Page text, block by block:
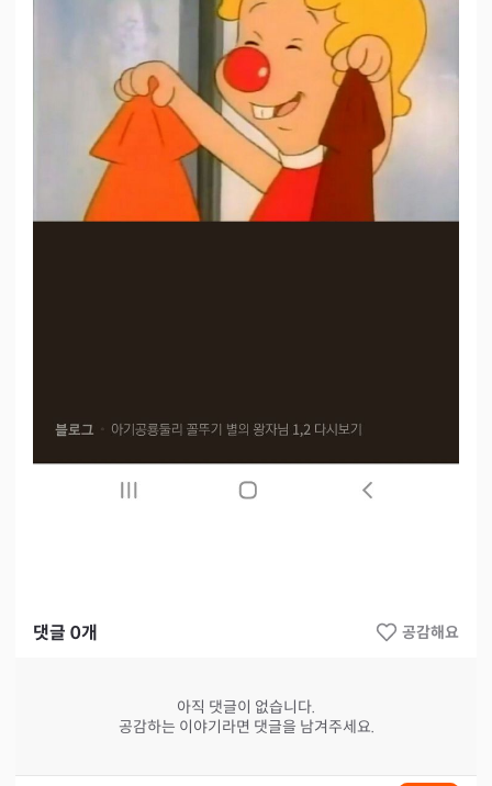
댓글 0개 공감해요
아직 댓글이 없습니다.
공감하는 이야기라면 댓글을 남겨주세요.